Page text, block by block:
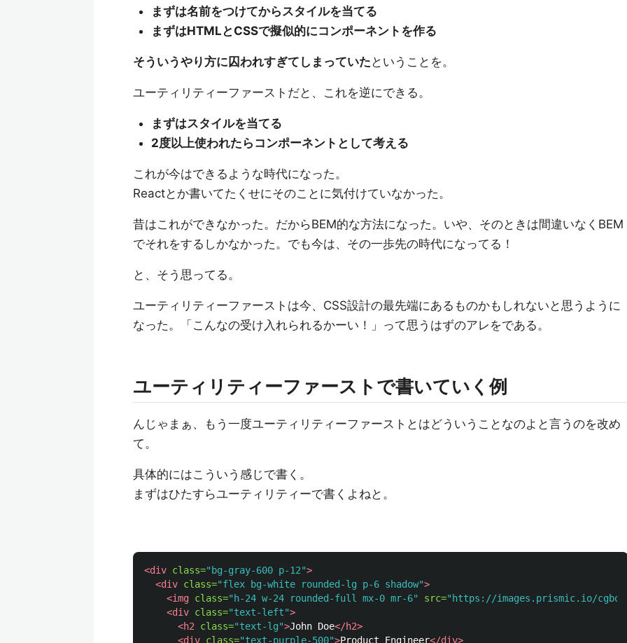
まずは名前をつけてからスタイルを当てる
まずはHTMLとCSSで擬似的にコンポーネントを作る
そういうやり方に囚われすぎてしまっていた ということを。
ユーティリティーファーストだと、これを逆にできる。
まずはスタイルを当てる
2度以上使われたらコンポーネントとして考える
これが今はできるような時代になった。
Reactとか書いてたくせにそのことに気付けていなかった。
昔はこれができなかった。だからBEM的な方法になった。いや、そのときは間違いなくBEM
でそれをするしかなかった。でも今は、その一歩先の時代になってる！
と、そう思ってる。
ユーティリティーファーストは今、CSS設計の最先端にあるものかもしれないと思うように
なった。「こんなの受け入れられるかーい！」って思うはずのアレをである。
ユーティリティーファーストで書いていく例
んじゃまぁ、もう一度ユーティリティーファーストとはどういうことなのよと言うのを改め
て。
具体的にはこういう感じで書く。
まずはひたすらユーティリティーで書くよねと。
<div class="bg-gray-600 p-12">
<div class="flex bg-white rounded-lg p-6 shadow">
<img class="h-24 w-24 rounded-full mx-0 mr-6" src="https://images.prismic.io/cgbook/
<div class="text-left">
<h2
class="text-lg">John Doe</h2>
<div class="text-purple-500">Product Engineer</div>